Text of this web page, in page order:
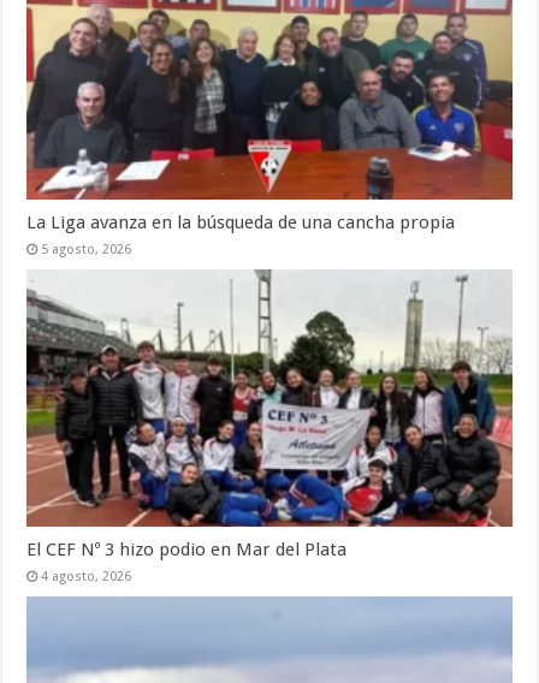
La Liga avanza en la búsqueda de una cancha propia
5 agosto, 2026
El CEF Nº 3 hizo podio en Mar del Plata
4 agosto, 2026